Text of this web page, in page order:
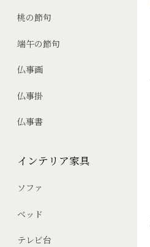
桃の節句
端午の節句
仏事画
仏事掛
仏事書
インテリア家具
ソファ
ベッド
テレビ台